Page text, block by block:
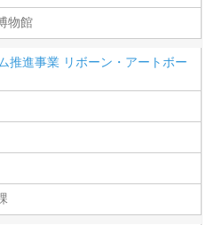
物館
推進事業 リボーン・アートボー